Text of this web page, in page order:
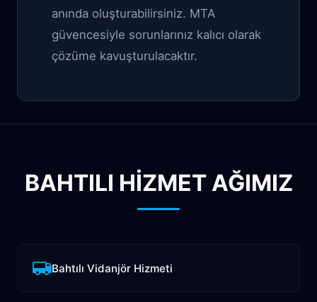
anında oluşturabilirsiniz. MTA
güvencesiyle sorunlarınız kalıcı olarak
çözüme kavuşturulacaktır.
BAHTILI HİZMET AĞIMIZ
Bahtılı Vidanjör Hizmeti